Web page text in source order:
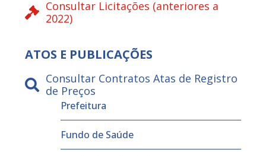
Consultar Licitações (anteriores a
2022)
ATOS E PUBLICAÇÕES
Consultar Contratos Atas de Registro
de Preços
Prefeitura
Fundo de Saúde